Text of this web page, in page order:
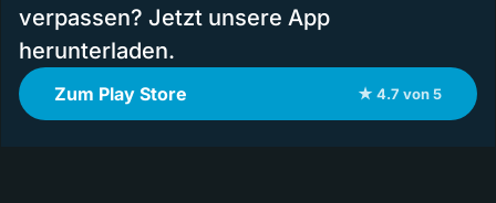
verpassen? Jetzt unsere App
herunterladen.
Zum Play Store ★ 4.7 von 5